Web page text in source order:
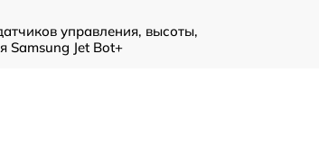
управления, высоты,
Samsung Jet Bot+